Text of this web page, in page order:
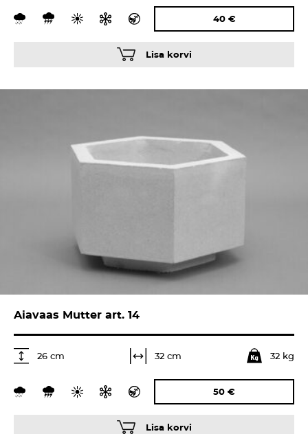
40 €
Lisa korvi
Aiavaas Mutter art. 14
26 cm 32 cm 32 kg
50 €
Lisa korvi